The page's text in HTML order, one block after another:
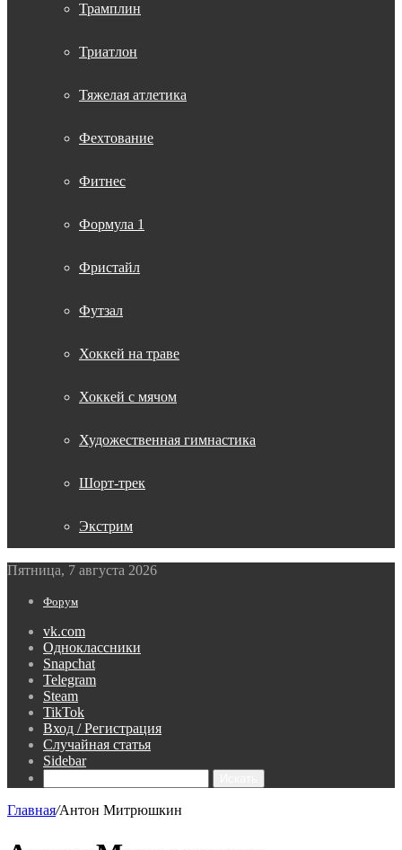
Трамплин
Триатлон
Тяжелая атлетика
Фехтование
Фитнес
Формула 1
Фристайл
Футзал
Хоккей на траве
Хоккей с мячом
Художественная гимнастика
Шорт-трек
Экстрим
Пятница, 7 августа 2026
Форум
vk.com
Одноклассники
Snapchat
Telegram
Steam
TikTok
Вход / Регистрация
Случайная статья
Sidebar
Главная/Антон Митрюшкин